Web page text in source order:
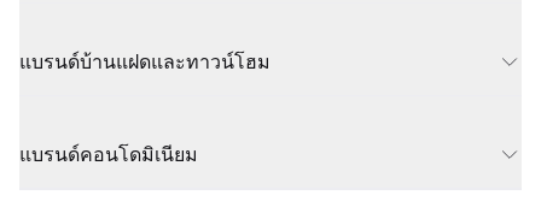
แบรนด์บ้านแฝดและทาวน์โฮม
แบรนด์คอนโดมิเนียม